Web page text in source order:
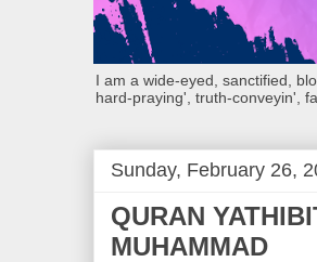
I am a wide-eyed, sanctified,
hard-praying', truth-conveyin',
Sunday, February 26,
QURAN
MUHAMMAD